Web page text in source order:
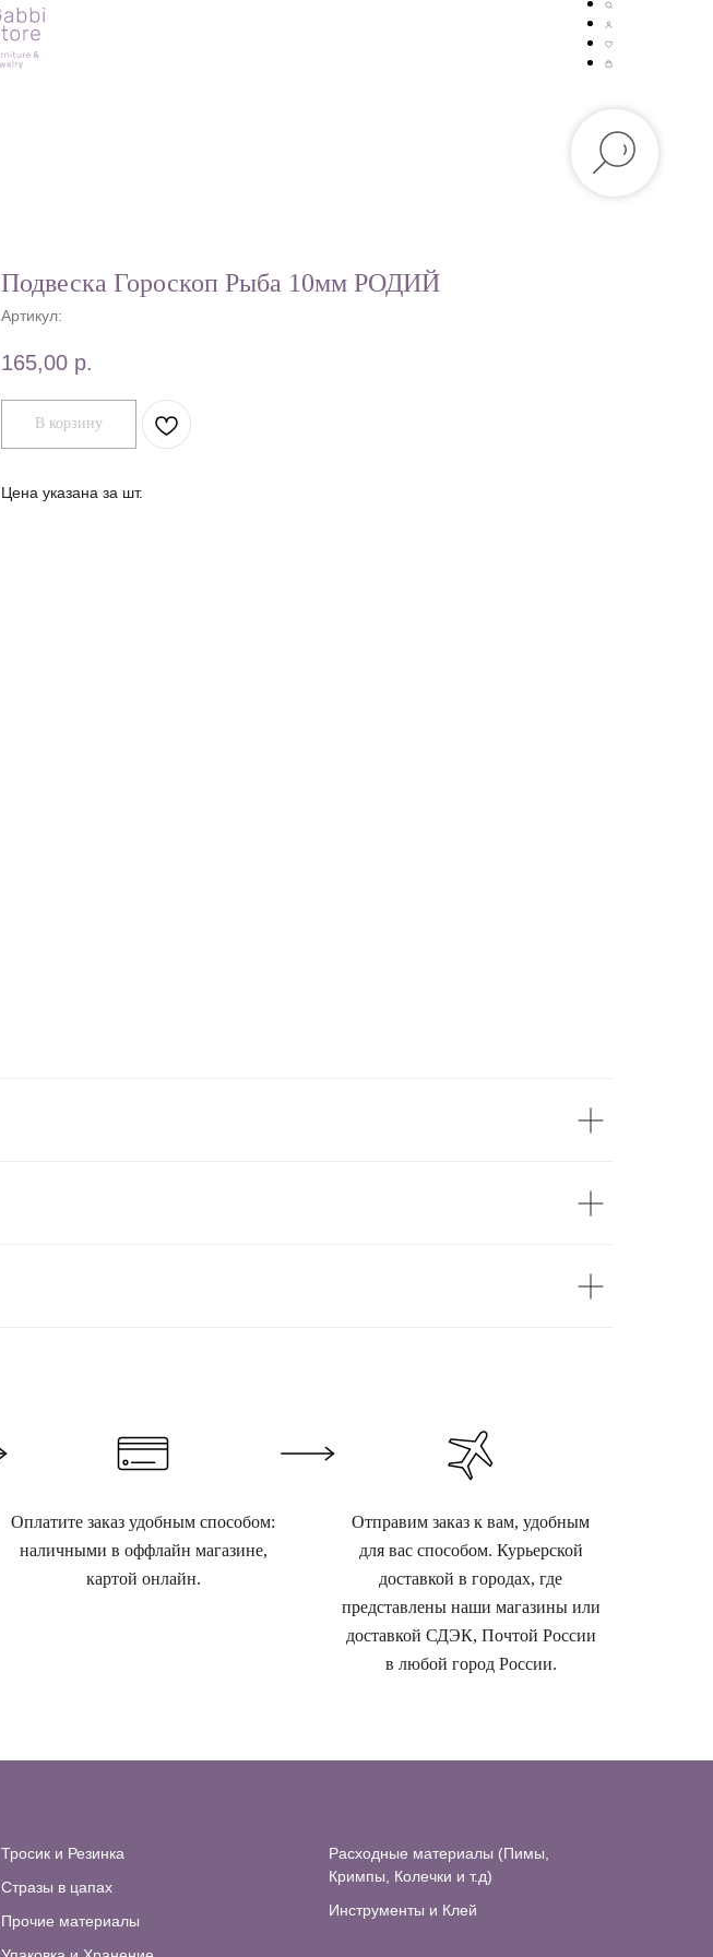
Подвеска Гороскоп Рыба 10мм РОДИЙ
Артикул:
165,00 р.
В корзину
Цена указана за шт.
Оплатите заказ удобным способом:
наличными в оффлайн магазине,
картой онлайн.
Отправим заказ к вам, удобным
для вас способом. Курьерской
доставкой в городах, где
представлены наши магазины или
доставкой СДЭК, Почтой России
в любой город России.
Тросик и Резинка
Стразы в цапах
Прочие материалы
Расходные материалы (Пимы,
Кримпы, Колечки и т.д)
Инструменты и Клей